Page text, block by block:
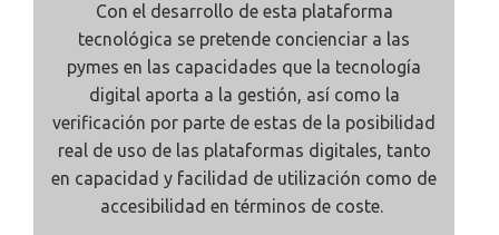
Con el desarrollo de esta plataforma
tecnológica se pretende concienciar a las
pymes en las capacidades que la tecnología
digital aporta a la gestión, así como la
verificación por parte de estas de la posibilidad
real de uso de las plataformas digitales, tanto
en capacidad y facilidad de utilización como de
accesibilidad en términos de coste.